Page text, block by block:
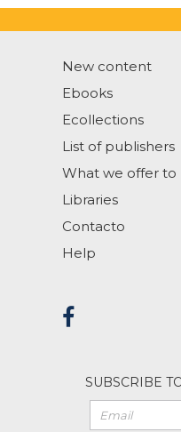
New content
Ebooks
Ecollections
List of publishers
What we offer to
Libraries
Contacto
Help
SUBSCRIBE